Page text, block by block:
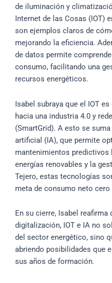
de iluminación y
Internet de las Cosas (IOT)
son ejemplos claros de
mejorando la eficiencia.
de datos permite
consumo, facilitando una
recursos energéticos.
Isabel subraya que el IOT
hacia una industria 4.0 y
(SmartGrid). A esto se
artificial (IA), que permite
mantenimientos predictivos
energías renovables y la
Tejero, estas tecnologías
meta de consumo neto cero
En su cierre, Isabel
digitalización, IOT e IA no
del sector energético, sino
abriendo posibilidades que
sus años de formación.